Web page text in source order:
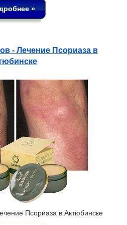
»
- Лечение Псориаза в
Псориаза в Актюбинске